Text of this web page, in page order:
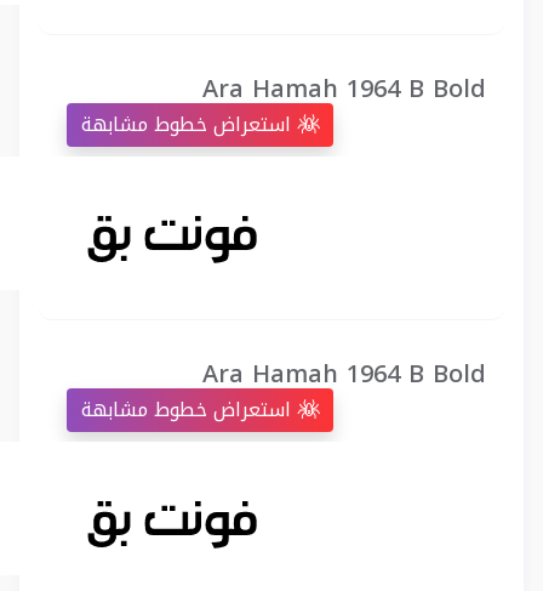
Ara Hamah 1964 B Bold
Ara Hamah 1964 B Bold